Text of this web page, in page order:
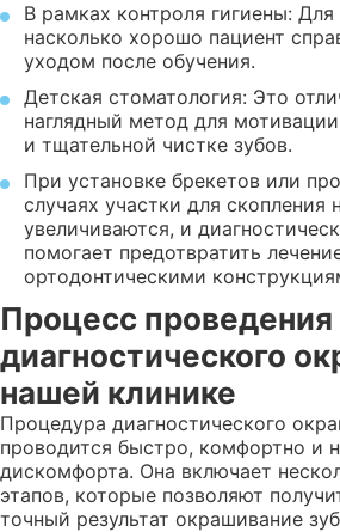
В рамках контроля гигиены: Для
насколько хорошо пациент
уходом после обучения.
Детская стоматология: Это
наглядный метод для
и тщательной чистке зубов.
При установке брекетов или
случаях участки для скопления
увеличиваются, и
помогает предотвратить
ортодонтическими
Процесс проведения
диагностического
нашей клинике
Процедура диагностического
проводится быстро, комфортно и
дискомфорта. Она включает
этапов, которые позволяют
точный результат окрашивание